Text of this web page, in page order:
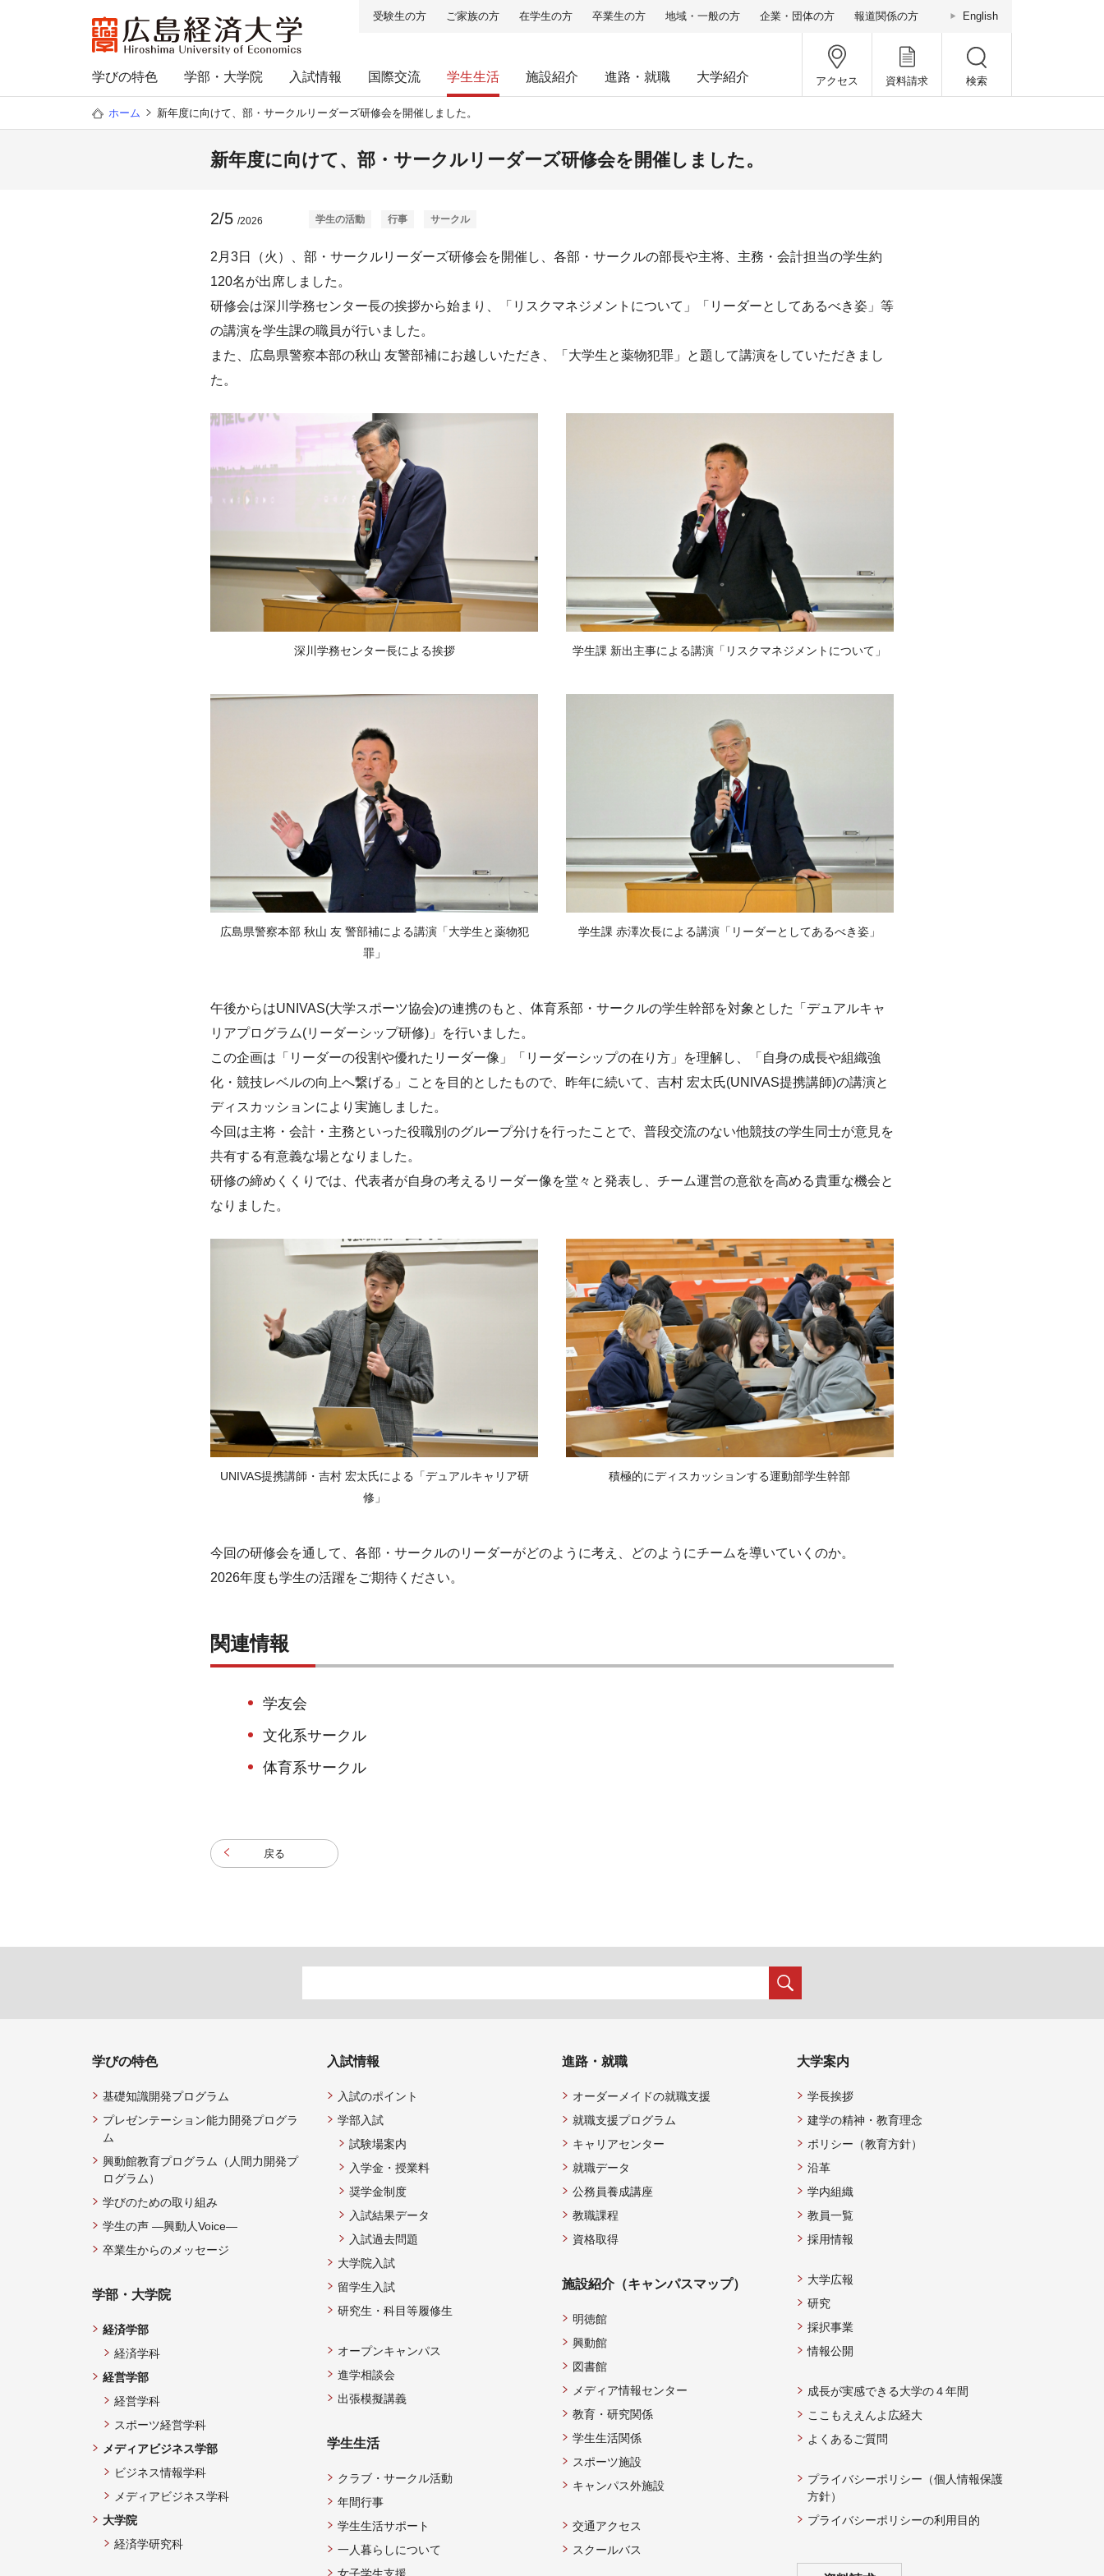
受験生の方 ご家族の方 在学生の方 卒業生の方 地域・一般の方 企業・団体の方 報道関係の方 English
アクセス 資料請求 検索
学びの特色 学部・大学院 入試情報 国際交流 学生生活 施設紹介 進路・就職 大学紹介
ホーム 新年度に向けて、部・サークルリーダーズ研修会を開催しました。
新年度に向けて、部・サークルリーダーズ研修会を開催しました。
2/5 /2026 学生の活動 行事 サークル
2月3日（火）、部・サークルリーダーズ研修会を開催し、各部・サークルの部長や主将、主務・会計担当の学生約
120名が出席しました。
研修会は深川学務センター長の挨拶から始まり、「リスクマネジメントについて」「リーダーとしてあるべき姿」等
の講演を学生課の職員が行いました。
また、広島県警察本部の秋山 友警部補にお越しいただき、「大学生と薬物犯罪」と題して講演をしていただきまし
た。
深川学務センター長による挨拶 学生課 新出主事による講演「リスクマネジメントについて」
広島県警察本部 秋山 友 警部補による講演「大学生と薬物犯
罪」
学生課 赤澤次長による講演「リーダーとしてあるべき姿」
午後からはUNIVAS(大学スポーツ協会)の連携のもと、体育系部・サークルの学生幹部を対象とした「デュアルキャ
リアプログラム(リーダーシップ研修)」を行いました。
この企画は「リーダーの役割や優れたリーダー像」「リーダーシップの在り方」を理解し、「自身の成長や組織強
化・競技レベルの向上へ繋げる」ことを目的としたもので、昨年に続いて、吉村 宏太氏(UNIVAS提携講師)の講演と
ディスカッションにより実施しました。
今回は主将・会計・主務といった役職別のグループ分けを行ったことで、普段交流のない他競技の学生同士が意見を
共有する有意義な場となりました。
研修の締めくくりでは、代表者が自身の考えるリーダー像を堂々と発表し、チーム運営の意欲を高める貴重な機会と
なりました。
UNIVAS提携講師・吉村 宏太氏による「デュアルキャリア研
修」
積極的にディスカッションする運動部学生幹部
今回の研修会を通して、各部・サークルのリーダーがどのように考え、どのようにチームを導いていくのか。
2026年度も学生の活躍をご期待ください。
関連情報
学友会
文化系サークル
体育系サークル
戻る
学びの特色
基礎知識開発プログラム
プレゼンテーション能力開発プログラ
ム
興動館教育プログラム（人間力開発プ
ログラム）
学びのための取り組み
学生の声 —興動人Voice—
卒業生からのメッセージ
学部・大学院
経済学部
経済学科
経営学部
経営学科
スポーツ経営学科
メディアビジネス学部
ビジネス情報学科
メディアビジネス学科
大学院
経済学研究科
入試情報
入試のポイント
学部入試
試験場案内
入学金・授業料
奨学金制度
入試結果データ
入試過去問題
大学院入試
留学生入試
研究生・科目等履修生
オープンキャンパス
進学相談会
出張模擬講義
学生生活
クラブ・サークル活動
年間行事
学生生活サポート
一人暮らしについて
進路・就職
オーダーメイドの就職支援
就職支援プログラム
キャリアセンター
就職データ
公務員養成講座
教職課程
資格取得
施設紹介（キャンパスマップ）
明徳館
興動館
図書館
メディア情報センター
教育・研究関係
学生生活関係
スポーツ施設
キャンパス外施設
交通アクセス
スクールバス
大学案内
学長挨拶
建学の精神・教育理念
ポリシー（教育方針）
沿革
学内組織
教員一覧
採用情報
大学広報
研究
採択事業
情報公開
成長が実感できる大学の４年間
ここもええんよ広経大
よくあるご質問
プライバシーポリシー（個人情報保護
方針）
プライバシーポリシーの利用目的